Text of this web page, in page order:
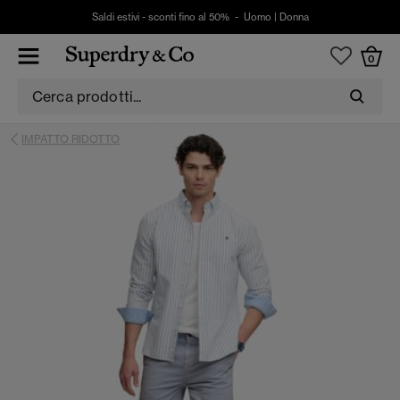
Saldi estivi - sconti fino al 50% - Uomo Donna
0
IMPATTO RIDOTTO